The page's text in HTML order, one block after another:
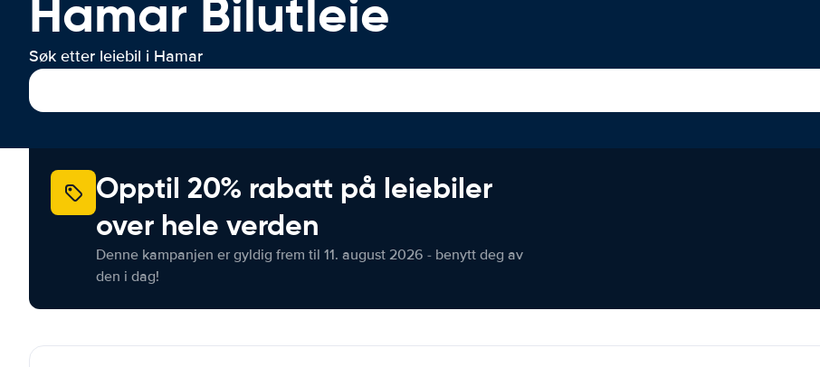
Hamar Bilutleie
Søk etter leiebil i Hamar
Opptil 20% rabatt på leiebiler
over hele verden
Denne kampanjen er gyldig frem til 11. august 2026 - benytt deg av
den i dag!